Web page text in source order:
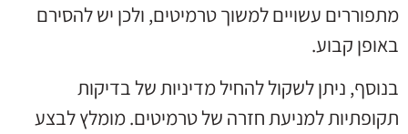
מתפוררים עשויים למשוך טרמיטים, ולכן יש להסירם
באופן קבוע.
בנוסף, ניתן לשקול להחיל מדיניות של בדיקות
תקופתיות למניעת חזרה של טרמיטים. מומלץ לבצע